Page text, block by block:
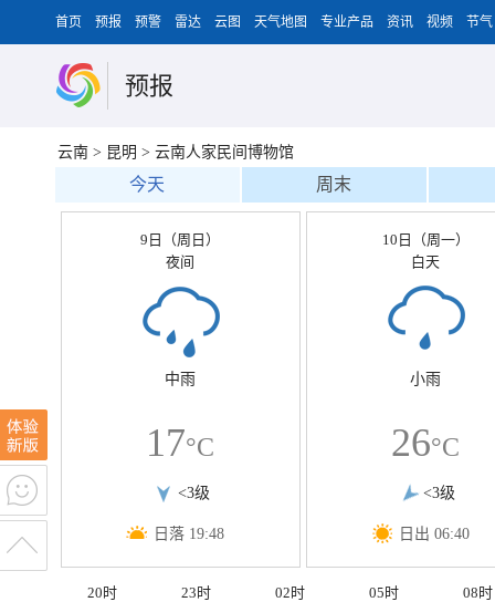
首页 预报 预警 雷达 云图 天气地图 专业产品 资讯 视频 节气
预报
云南 > 昆明 > 云南人家民间博物馆
今天 周末
9日（周日）
夜间
中雨
17°C
<3级
日落 19:48
10日（周一）
白天
小雨
26°C
<3级
日出 06:40
20时 23时 02时 05时 08时